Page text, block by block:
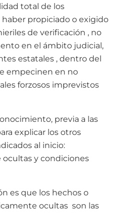
total de los
propiciado o exigido
de verificación , no
en el ámbito judicial,
estatales , dentro del
empecinen en no
forzosos imprevistos
previa a las
explicar los otros
al inicio:
y condiciones
es que los hechos o
ocultas son las